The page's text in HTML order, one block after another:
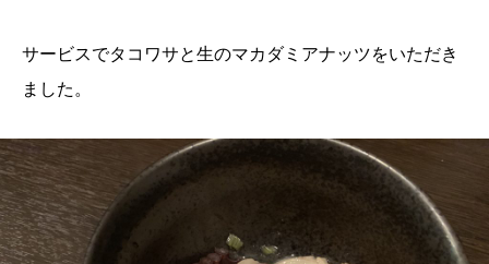
サービスでタコワサと生のマカダミアナッツをいただき
ました。